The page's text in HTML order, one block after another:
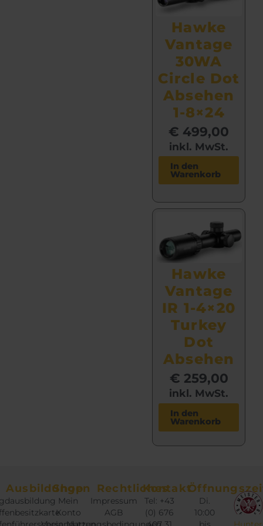
Hawke
Vantage
30WA
Circle Dot
Absehen
1-8×24
€ 499,00
inkl. MwSt.
In den
Warenkorb
Hawke
Vantage
IR 1-4×20
Turkey
Dot
Absehen
€ 259,00
inkl. MwSt.
In den
Warenkorb
Ausbildungen
Shop
Mein
Konto
Rechtliches
Impressum
AGB
Kontakt
Tel: +43
(0) 676
Di.
10:00